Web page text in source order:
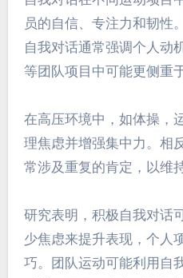
员的自信、专注力和韧性
自我对话通常强调个人动
等团队项目中可能更侧重
在高压环境中，如体操，
理焦虑并增强集中力。相
常涉及重复的肯定，以维
研究表明，积极自我对话
少焦虑来提升表现，个人
巧。团队运动可能利用自